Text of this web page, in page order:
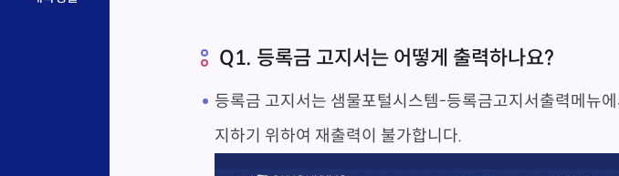
Q1. 등록금 고지서는 어떻게 출력하나요?
등록금 고지서는 샘물포털시스템-등록금고지서출력메뉴
지하기 위하여 재출력이 불가합니다.